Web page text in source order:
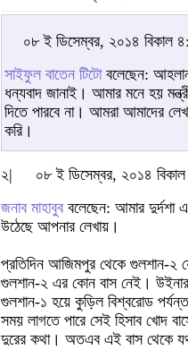
০৮ ই ডিসেম্বর, ২০১৪ বিকাল
সাইফুল বাতেন টিটোবলেছেন:
ধন্যবাদ জানাই। আমার মনে হয়
দিতে পারবে না। আমরা আমাদের
করি।
২|
০৮ ই ডিসেম্বর, ২০১৪
জনাব মাহাবুব বলেছেন: আমার দুর্দশা
উঠেছে আপনার লেখায়।
প্রতিদিন আজিমপুর থেকে গুলশান-
গুলশান-২ এর কোন বাস নেই। উইনার
গুলশান-১ হয়ে কুড়িল বিশ্বরোড
সময় লাগতে পারে সেই হিসাব খোদ
দুরের কথা। অতএব এই বাস থেকে